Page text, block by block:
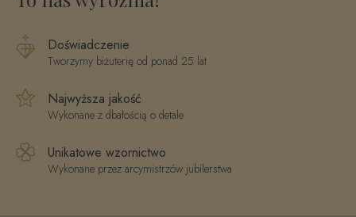
Doświadczenie
Tworzymy biżuterię od ponad 25 lat
Najwyższa jakość
Wykonane z dbałością o detale
Unikatowe wzornictwo
Wykonane przez arcymistrzów jubilerstwa